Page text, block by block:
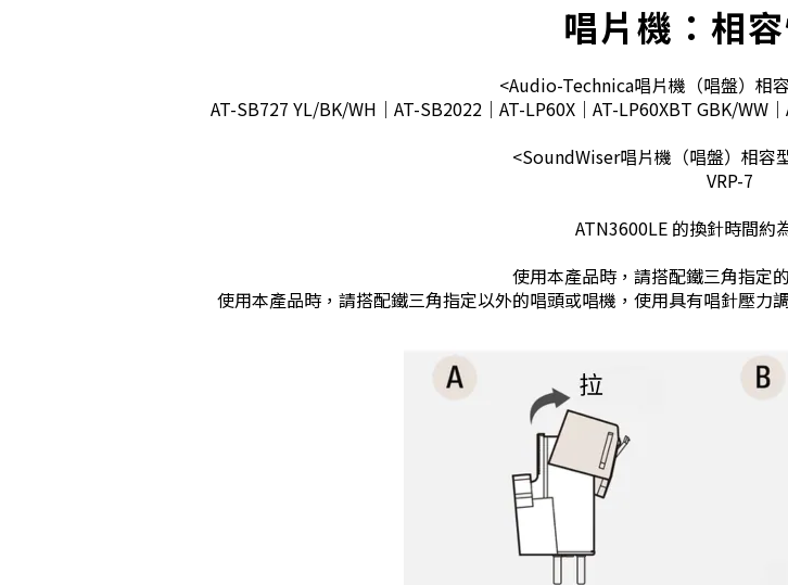
唱片機：相
<Audio-Technica唱片機（唱盤）相
AT-SB727 YL/BK/WH｜AT-SB2022｜AT-LP60X｜AT-LP60XBT GBK/WW
<SoundWiser唱片機（唱盤）相容
VRP-7
ATN3600LE 的換針時間約
使用本產品時，請搭配鐵三角指定
使用本產品時，請搭配鐵三角指定以外的唱頭或唱機，使用具有唱針壓力